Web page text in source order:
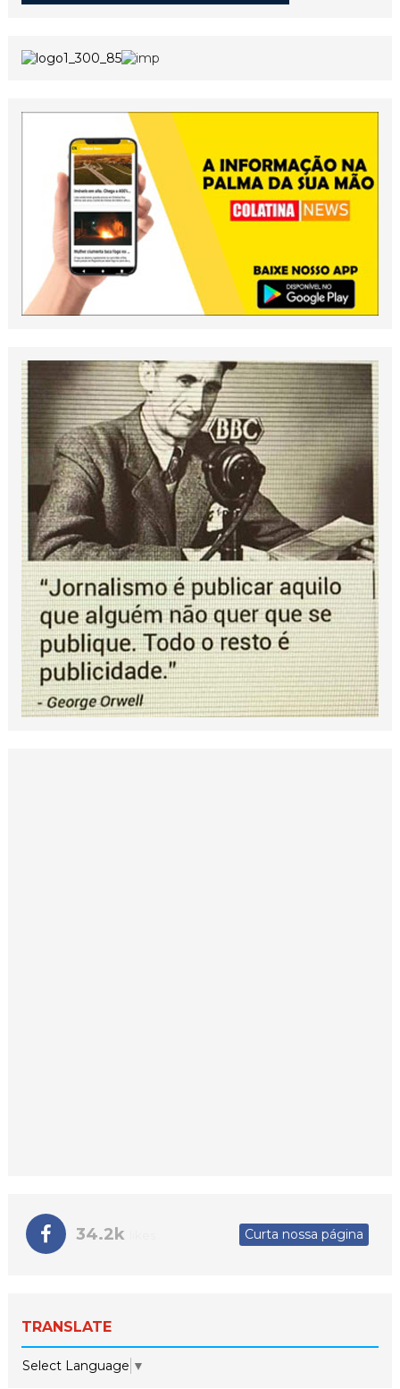
34.2k Curta nossa página
TRANSLATE
Select Language ▼